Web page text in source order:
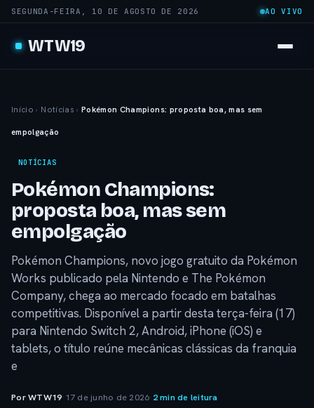
SEGUNDA-FEIRA, 10 DE AGOSTO DE 2026 AO VIVO
WTW19
Início › Notícias › Pokémon Champions: proposta boa, mas sem
empolgação
NOTÍCIAS
Pokémon Champions:
proposta boa, mas sem
empolgação
Pokémon Champions, novo jogo gratuito da Pokémon
Works publicado pela Nintendo e The Pokémon
Company, chega ao mercado focado em batalhas
competitivas. Disponível a partir desta terça-feira (17)
para Nintendo Switch 2, Android, iPhone (iOS) e
tablets, o título reúne mecânicas clássicas da franquia
e
Por WTW19· 17 de junho de 2026· 2 min de leitura